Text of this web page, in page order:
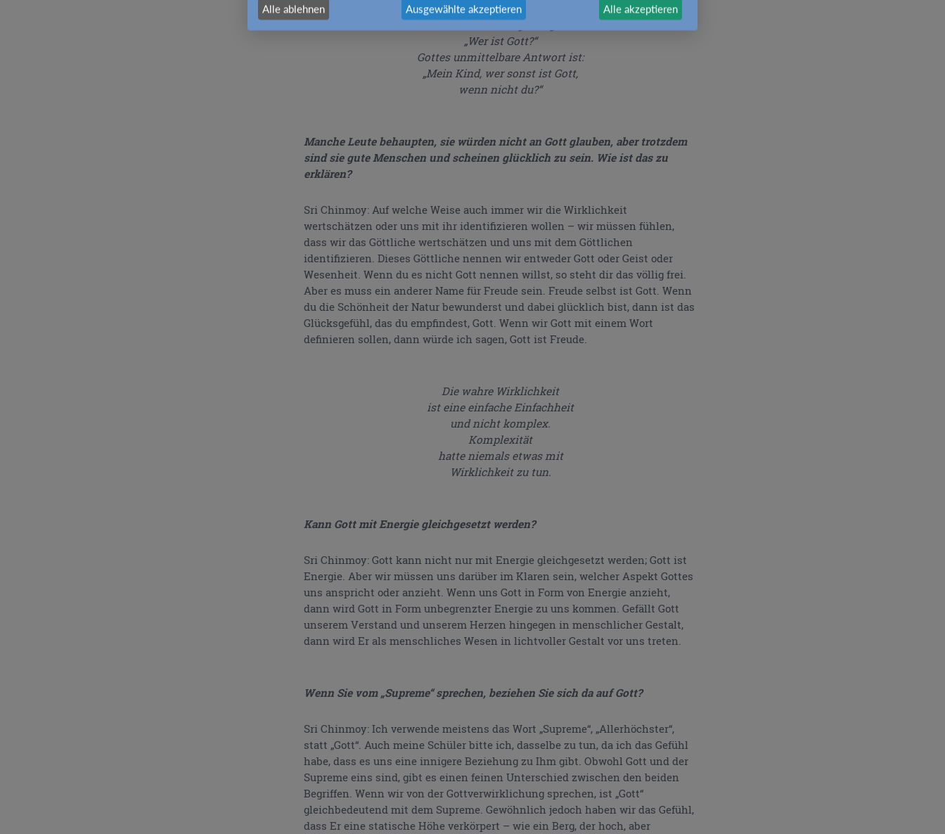
Des Menschen ewige Frage ist:
„Wer ist Gott?“
Gottes unmittelbare Antwort ist:
„Mein Kind, wer sonst ist Gott,
wenn nicht du?“
Manche Leute behaupten, sie würden nicht an Gott glauben, aber trotzdem
sind sie gute Menschen und scheinen glücklich zu sein. Wie ist das zu
erklären?
Sri Chinmoy: Auf welche Weise auch immer wir die Wirklichkeit
wertschätzen oder uns mit ihr identifizieren wollen – wir müssen fühlen,
dass wir das Göttliche wertschätzen und uns mit dem Göttlichen
identifizieren. Dieses Göttliche nennen wir entweder Gott oder Geist oder
Wesenheit. Wenn du es nicht Gott nennen willst, so steht dir das völlig frei.
Aber es muss ein anderer Name für Freude sein. Freude selbst ist Gott. Wenn
du die Schönheit der Natur bewunderst und dabei glücklich bist, dann ist das
Glücksgefühl, das du empfindest, Gott. Wenn wir Gott mit einem Wort
definieren sollen, dann würde ich sagen, Gott ist Freude.
Die wahre Wirklichkeit
ist eine einfache Einfachheit
und nicht komplex.
Komplexität
hatte niemals etwas mit
Wirklichkeit zu tun.
Kann Gott mit Energie gleichgesetzt werden?
Sri Chinmoy: Gott kann nicht nur mit Energie gleichgesetzt werden; Gott ist
Energie. Aber wir müssen uns darüber im Klaren sein, welcher Aspekt Gottes
uns anspricht oder anzieht. Wenn uns Gott in Form von Energie anzieht,
dann wird Gott in Form unbegrenzter Energie zu uns kommen. Gefällt Gott
unserem Verstand und unserem Herzen hingegen in menschlicher Gestalt,
dann wird Er als menschliches Wesen in lichtvoller Gestalt vor uns treten.
Wenn Sie vom „Supreme“ sprechen, beziehen Sie sich da auf Gott?
Sri Chinmoy: Ich verwende meistens das Wort „Supreme“, „Allerhöchster“,
statt „Gott“. Auch meine Schüler bitte ich, dasselbe zu tun, da ich das Gefühl
habe, dass es uns eine innigere Beziehung zu Ihm gibt. Obwohl Gott und der
Supreme eins sind, gibt es einen feinen Unterschied zwischen den beiden
Begriffen. Wenn wir von der Gottverwirklichung sprechen, ist „Gott“
gleichbedeutend mit dem Supreme. Gewöhnlich jedoch haben wir das Gefühl,
dass Er eine statische Höhe verkörpert – wie ein Berg, der hoch, aber
Alle ablehnen Ausgewählte akzeptieren Alle akzeptieren